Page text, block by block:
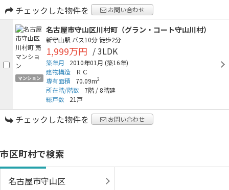
チェックした物件を
お問い合わせ
マンション
名古屋市守山区川村町（グラン・コート守山川村）
新守山駅 バス10分徒歩2分
1,999万円 / 3LDK
築年月 2010年01月 (築16年)
建物構造
ＲＣ
専有面積
70.09m2
所在階/階数 7階 / 8階建
総戸数
21戸
チェックした物件を お問い合わせ
市区町村で検索
名古屋市守山区